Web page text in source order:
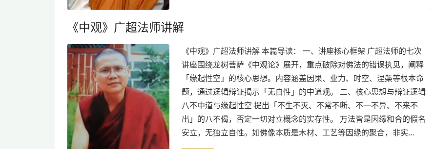
《中观》广超法师讲解
《中观》广超法师讲解 本篇导读： 一、讲座核心框架 广超法师的七次
讲座围绕龙树菩萨《中观论》展开，重点破除对佛法的错误执见，阐释
「缘起性空」的核心思想。内容涵盖因果、业力、时空、涅槃等根本命
题，通过逻辑辩证揭示「无自性」的中道观。 二、核心思想与辩证逻辑
八不中道与缘起性空 提出「不生不灭、不常不断、不一不异、不来不
出」的八不偈，否定一切对立概念的实存性。 万法皆是因缘和合的假名
安立，无独立自性。如佛像本质是木材、工艺等因缘的聚合，非实…